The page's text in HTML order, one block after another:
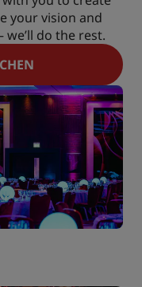
your vision and
do the rest.